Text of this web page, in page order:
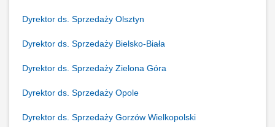
Dyrektor ds. Sprzedaży Olsztyn
Dyrektor ds. Sprzedaży Bielsko-Biała
Dyrektor ds. Sprzedaży Zielona Góra
Dyrektor ds. Sprzedaży Opole
Dyrektor ds. Sprzedaży Gorzów Wielkopolski